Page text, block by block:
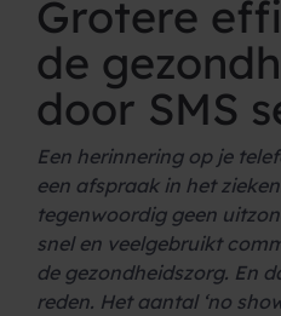
Grotere
de
door SMS
Een herinnering op je
een afspraak in het
tegenwoordig geen
snel en veelgebruikt
de gezondheidszorg. En
reden. Het aantal ‘no